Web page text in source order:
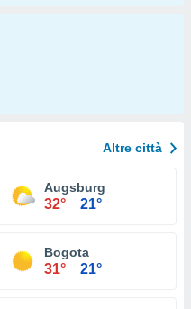
Altre città
Augsburg
32° 21°
Bogota
31° 21°